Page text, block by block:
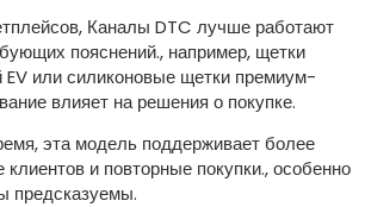
Каналы DTC лучше работают
пояснений., например, щетки
EV или силиконовые щетки премиум-
влияет на решения о покупке.
эта модель поддерживает более
и повторные покупки., особенно
предсказуемы.